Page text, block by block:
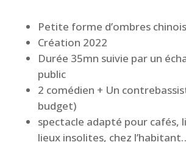
Petite forme d’ombres
Création 2022
Durée 35mn suivie par un
public
2 comédien + Un
budget)
spectacle adapté pour cafés,
lieux insolites, chez